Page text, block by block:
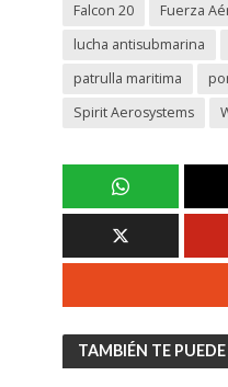
Falcon 20
Fuerza
lucha antisubmarina
patrulla maritima
Spirit Aerosystems
TAMBIÉN TE PUEDE